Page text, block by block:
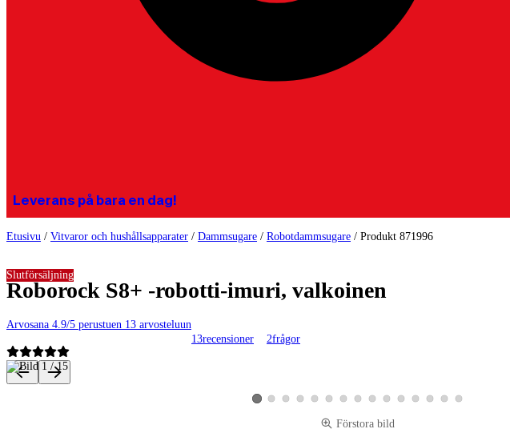
Leverans på bara en dag!
Etusivu / Vitvaror och hushållsapparater / Dammsugare / Robotdammsugare / Produkt 871996
Roborock S8+ -robotti-imuri, valkoinen
Arvosana 4.9/5 perustuen 13 arvosteluun
13recensioner 2frågor
Slutförsäljning
Produktbilder och videor
Visa produktbild 1
Visa produktbild 2
Visa produktbild 3
Visa produktbild 4
Visa produktbild 5
Visa produktbild 6
Visa produktbild 7
Visa produktbild 8
Visa produktbild 9
Visa produktbild 10
Visa produktbild 11
Visa produktbild 12
Visa produktbild 13
Visa produktbild 14
Visa produktbild 15
Förstora bild